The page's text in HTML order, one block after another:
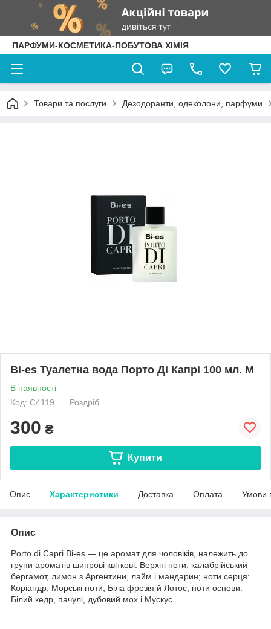
ПАРФУМИ-КОСМЕТИКА-ПОБУТОВА ХІМІЯ
Товари та послуги Дезодоранти, одеколони, парфуми
Bi-es Туалетна вода Порто Ді Капрі 100 мл. М
В наявності
Код: С4119
Роздріб
300 ₴
Купити
Опис Характеристики Доставка Оплата Умови
Опис
Porto di Capri Bi-es — це аромат для чоловіків, належить до
групи ароматів шипрові квіткові. Верхні ноти: калабрійський
бергамот, лимон з Аргентини, лайм і мандарин; ноти серця:
Коріандр, Морські ноти, Біла фрезія й Лотос; ноти основи:
Білий кедр, пачулі, дубовий мох і Мускус.